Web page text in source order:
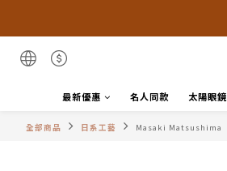
最新優惠 名人同款 太陽眼鏡
全部商品 日系工藝 Masaki Matsushima